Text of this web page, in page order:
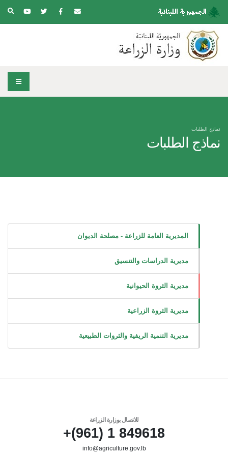
نماذج الطلبات
نماذج الطلبات
المديرية العامة للزراعة - مصلحة الديوان
مديرية الدراسات والتنسيق
مديرية الثروة الحيوانية
مديرية الثروة الزراعية
مديرية التنمية الريفية والثروات الطبيعية
للاتصال بوزارة الزراعة
849618 1 (961)+
info@agriculture.gov.lb